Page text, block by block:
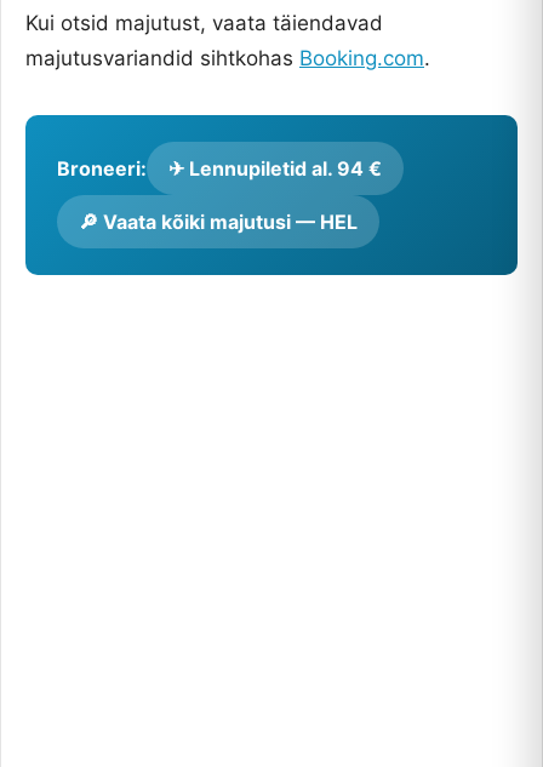
Kui otsid majutust, vaata täiendavad
majutusvariandid sihtkohas Booking.com.
Broneeri: ✈ Lennupiletid al. 94 €
🔎 Vaata kõiki majutusi — HEL